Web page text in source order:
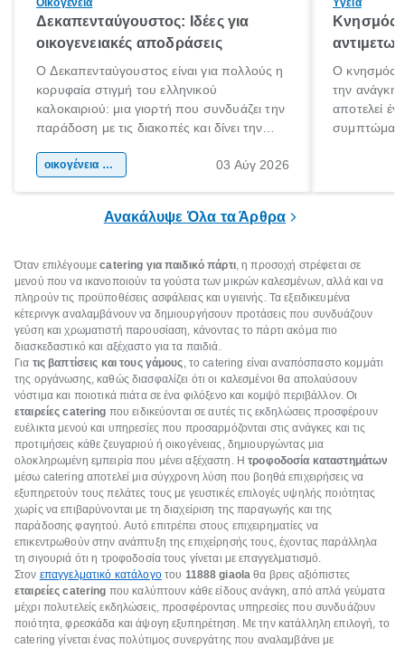
Οικογένεια
Δεκαπενταύγουστος: Ιδέες για
οικογενειακές αποδράσεις
Ο Δεκαπενταύγουστος είναι για πολλούς η
κορυφαία στιγμή του ελληνικού
καλοκαιριού: μια γιορτή που συνδυάζει την
παράδοση με τις διακοπές και δίνει την
χώρας. Είτε πρόκειται για λίγες μέρες
οικογένεια & παιδί 03 Αύγ 2026
Υγεία
Κνησμός:
Ο κνησμός
την ανάγκη
αποτελεί
Ανακάλυψε Όλα τα Άρθρα
Όταν επιλέγουμεcatering για παιδικό πάρτι, η προσοχή στρέφεται σε
μενού που να ικανοποιούν τα γούστα των μικρών καλεσμένων, αλλά και να
πληρούν τις προϋποθέσεις ασφάλειας και υγιεινής. Τα εξειδικευμένα
κέτερινγκ αναλαμβάνουν να δημιουργήσουν προτάσεις που συνδυάζουν
γεύση και χρωματιστή παρουσίαση, κάνοντας το πάρτι ακόμα πιο
διασκεδαστικό και αξέχαστο για τα παιδιά.
Για τις βαπτίσεις και τους γάμους, το catering είναι αναπόσπαστο κομμάτι
της οργάνωσης, καθώς διασφαλίζει ότι οι καλεσμένοι θα απολαύσουν
νόστιμα και ποιοτικά πιάτα σε ένα φιλόξενο και κομψό περιβάλλον. Οι
εταιρείες catering που ειδικεύονται σε αυτές τις εκδηλώσεις προσφέρουν
ευέλικτα μενού και υπηρεσίες που προσαρμόζονται στις ανάγκες και τις
προτιμήσεις κάθε ζευγαριού ή οικογένειας, δημιουργώντας μια
ολοκληρωμένη εμπειρία που μένει αξέχαστη. Ητροφοδοσία καταστημάτων
μέσω catering αποτελεί μια σύγχρονη λύση που βοηθά επιχειρήσεις να
εξυπηρετούν τους πελάτες τους με γευστικές επιλογές υψηλής ποιότητας
χωρίς να επιβαρύνονται με τη διαχείριση της παραγωγής και της
παράδοσης φαγητού. Αυτό επιτρέπει στους επιχειρηματίες να
επικεντρωθούν στην ανάπτυξη της επιχείρησής τους, έχοντας παράλληλα
τη σιγουριά ότι η τροφοδοσία τους γίνεται με επαγγελματισμό.
Στον επαγγελματικό κατάλογοτου 11888giaola θα βρεις αξιόπιστες
εταιρείες catering που καλύπτουν κάθε είδους ανάγκη, από απλά γεύματα
μέχρι πολυτελείς εκδηλώσεις, προσφέροντας υπηρεσίες που συνδυάζουν
ποιότητα, φρεσκάδα και άψογη εξυπηρέτηση. Με την κατάλληλη επιλογή, το
catering γίνεται ένας πολύτιμος συνεργάτης που αναλαμβάνει με